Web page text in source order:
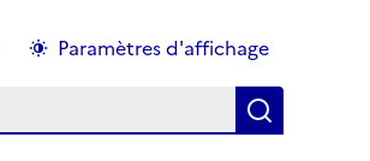
Paramètres d'affichage